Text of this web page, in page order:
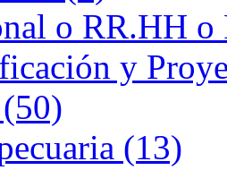
o RR.HH
y
(13)